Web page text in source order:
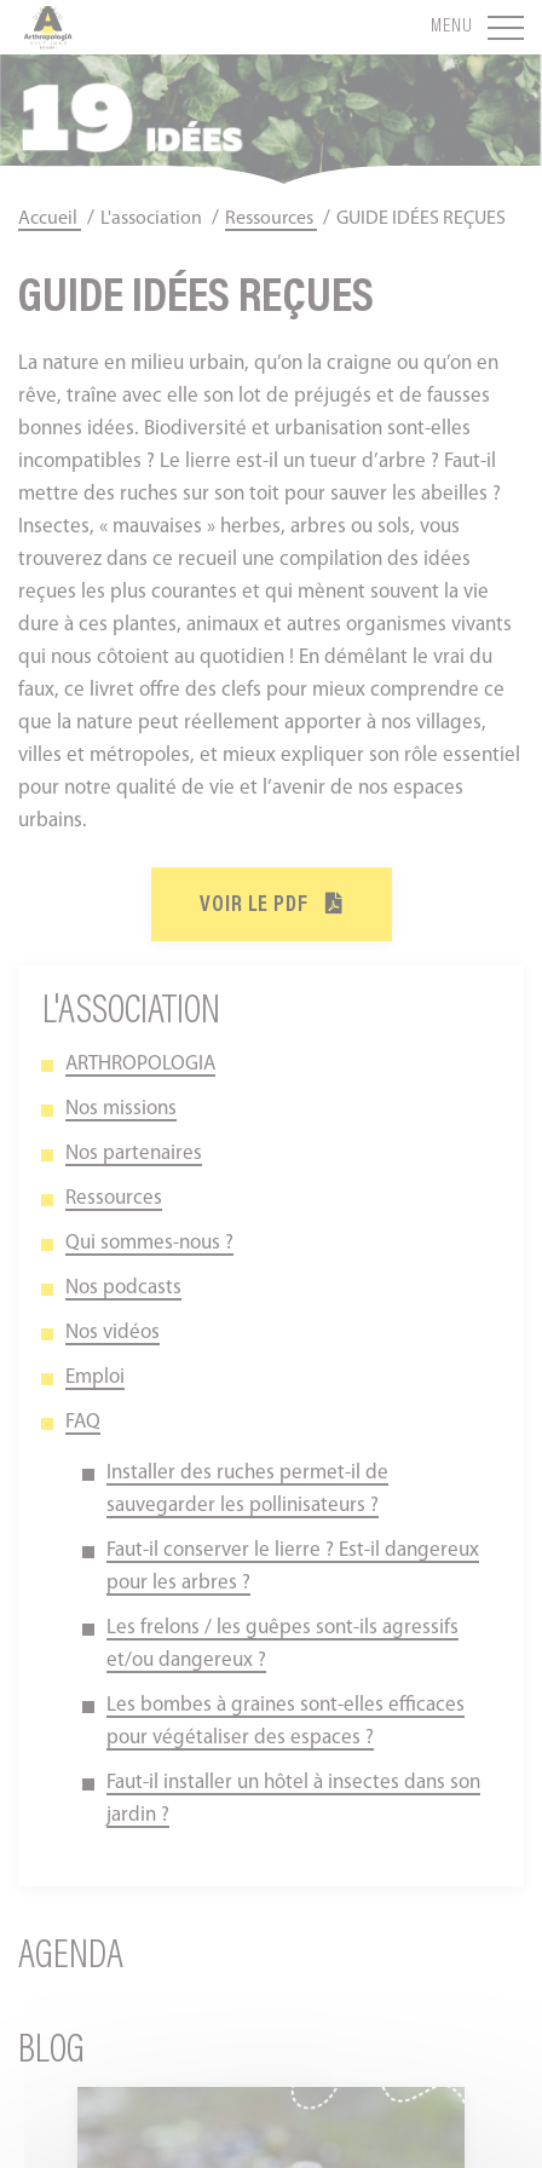
MENU
Accueil / L'association / Ressources / GUIDE IDÉES REÇUES
GUIDE IDÉES REÇUES
La nature en milieu urbain, qu’on la craigne ou qu’on en
rêve, traîne avec elle son lot de préjugés et de fausses
bonnes idées. Biodiversité et urbanisation sont-elles
incompatibles ? Le lierre est-il un tueur d’arbre ? Faut-il
mettre des ruches sur son toit pour sauver les abeilles ?
Insectes, « mauvaises » herbes, arbres ou sols, vous
trouverez dans ce recueil une compilation des idées
reçues les plus courantes et qui mènent souvent la vie
dure à ces plantes, animaux et autres organismes vivants
qui nous côtoient au quotidien ! En démêlant le vrai du
faux, ce livret offre des clefs pour mieux comprendre ce
que la nature peut réellement apporter à nos villages,
villes et métropoles, et mieux expliquer son rôle essentiel
pour notre qualité de vie et l’avenir de nos espaces
urbains.
VOIR LE PDF
L'ASSOCIATION
ARTHROPOLOGIA
Nos missions
Nos partenaires
Ressources
Qui sommes-nous ?
Nos podcasts
Nos vidéos
Emploi
FAQ
Installer des ruches permet-il de
sauvegarder les pollinisateurs ?
Faut-il conserver le lierre ? Est-il dangereux
pour les arbres ?
Les frelons / les guêpes sont-ils agressifs
et/ou dangereux ?
Les bombes à graines sont-elles efficaces
pour végétaliser des espaces ?
Faut-il installer un hôtel à insectes dans son
jardin ?
AGENDA
BLOG
Panneau de gestion des cookies